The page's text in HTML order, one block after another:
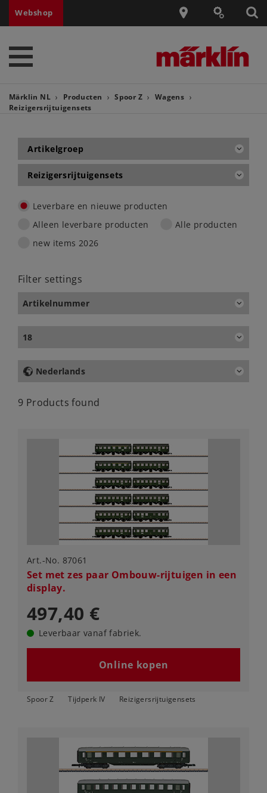
Webshop
Märklin NL Producten Spoor Z
Wagens
Reizigersrijtuigensets
Artikelgroep
Reizigersrijtuigensets
Leverbare en nieuwe producten
Alleen leverbare producten
Alle producten
new items 2026
Filter settings
Artikelnummer
18
Nederlands
9 Products found
Art.-No. 87061
Set met zes paar Ombouw-rijtuigen in een
display.
497,40 €
Leverbaar vanaf fabriek.
Online kopen
Spoor Z Tijdperk IV Reizigersrijtuigensets